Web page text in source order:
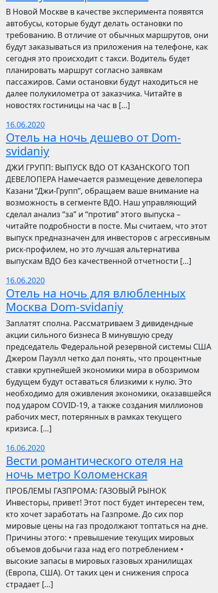
В Новой Москве в качестве эксперимента появятся
автобусы, которые будут делать остановки по
требованию. В отличие от обычных маршрутов, они
будут заказываться из приложения на телефоне, как
сегодня это происходит с такси. Водитель будет
планировать маршрут согласно заявкам
пассажиров. Сами остановки будут находиться не
далее полукилометра от заказчика. Читайте в
новостях гостиницы на час в […]
16.06.2020
Отель на ночь дешево от Dom-
svidaniy
​​ДЖИ ГРУПП: ВЫПУСК ВДО ОТ КАЗАНСКОГО ТОП
ДЕВЕЛОПЕРА Намечается размещение девелопера
Казани “Джи-Групп”, обращаем ваше внимание на
возможность в сегменте ВДО. Наш управляющий
сделал анализ “за” и “против” этого выпуска –
читайте подробности в посте. Мы считаем, что этот
выпуск предназначен для инвесторов с агрессивным
риск-профилем, но это лучшая альтернатива
выпускам ВДО без качественной отчетности […]
16.06.2020
Отель на ночь для влюбленных
Москва Dom-svidaniy
Заплатят сполна. Рассматриваем 3 дивидендные
акции сильного бизнеса В минувшую среду
председатель Федеральной резервной системы США
Джером Пауэлл четко дал понять, что процентные
ставки крупнейшей экономики мира в обозримом
будущем будут оставаться близкими к нулю. Это
необходимо для оживления экономики, оказавшейся
под ударом COVID-19, а также создания миллионов
рабочих мест, потерянных в рамках текущего
кризиса. […]
16.06.2020
Вести романтического отеля на
ночь метро Коломенская
ПРОБЛЕМЫ ГАЗПРОМА: ГАЗОВЫЙ РЫНОК
Инвесторы, привет! Этот пост будет интересен тем,
кто хочет заработать на Газпроме. До сих пор
мировые цены на газ продолжают топтаться на дне.
Причины этого: • превышение текущих мировых
объемов добычи газа над его потреблением •
высокие запасы в мировых газовых хранилищах
(Европа, США). От таких цен и снижения спроса
страдает […]